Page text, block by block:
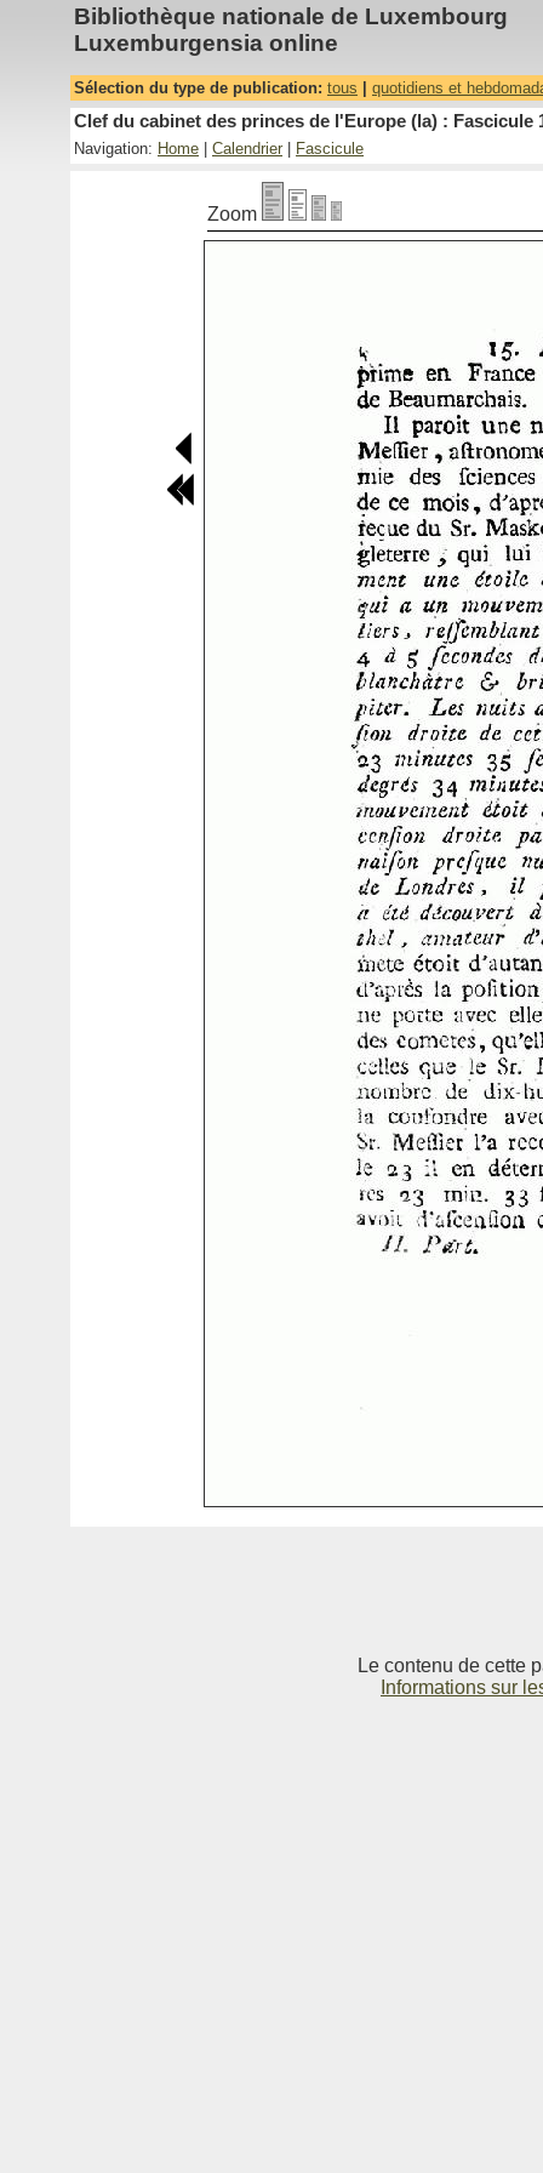
Bibliothèque nationale de Luxembourg
Luxemburgensia online
Sélection du type de publication: tous quotidiens et
Clef du cabinet des princes de l'Europe (la) : Fascicule
Navigation: Home Calendrier Fascicule
Zoom
Le contenu de cette
Informations sur